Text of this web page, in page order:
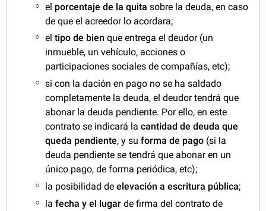
el porcentaje de la quita sobre la deuda, en caso
de que el acreedor lo acordara;
eltipo de bien que entrega el deudor (un
inmueble, un vehículo, acciones o
participaciones sociales de compañías, etc);
si con la dación en pago no se ha saldado
completamente la deuda, el deudor tendrá que
abonar la deuda pendiente. Por ello, en este
contrato se indicará lacantidad de deuda que
queda pendiente, y suforma de pago (si la
deuda pendiente se tendrá que abonar en un
único pago, de forma periódica, etc);
la posibilidad deelevación a escritura pública;
lafecha y el lugar de firma del contrato de